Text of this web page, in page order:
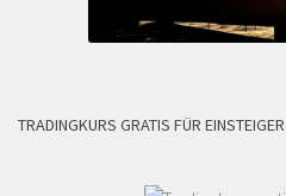
TRADINGKURS GRATIS FÜR EINSTEIGER